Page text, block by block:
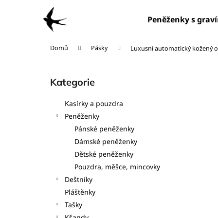
Peněženky s
Domů Pásky Luxusní automatický kožený
Přeskočit
kategorie
Kategorie
Kasírky a pouzdra
Peněženky
Pánské peněženky
Dámské peněženky
Dětské peněženky
Pouzdra, měšce, mincovky
Deštníky
Pláštěnky
Tašky
Zpět
Zpět